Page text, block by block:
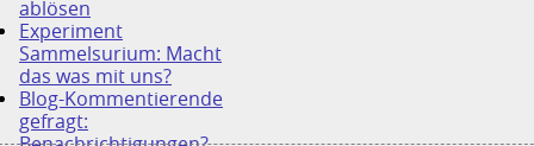
ablösen
Experiment
Sammelsurium: Macht
das was mit uns?
Blog-Kommentierende
gefragt: